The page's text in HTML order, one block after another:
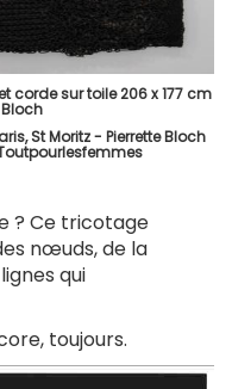
corde sur toile 206 x 177 cm
Bloch
St Moritz - Pierrette Bloch
? Ce tricotage
nœuds, de la
qui
toujours.